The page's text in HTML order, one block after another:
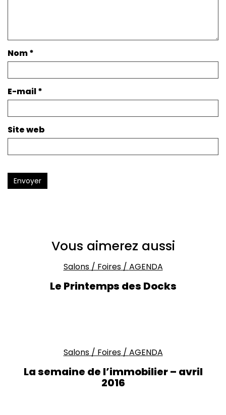
Nom*
E-mail*
Site web
Envoyer
Vous aimerez aussi
Salons / Foires/ AGENDA
Le Printemps des Docks
Salons / Foires/ AGENDA
La semaine de l’immobilier – avril
2016